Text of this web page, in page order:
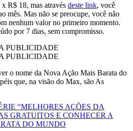
R$ 18, mas através deste link, você
mês. Mas não se preocupe, você não
nenhum valor no primeiro momento.
por 7 dias, sem compromisso.
PUBLICIDADE
PUBLICIDADE
o nome da Nova Ação Mais Barata do
que, na visão do Max, são As
“MELHORES AÇÕES DA
GRATUITOS E CONHECER A
DO MUNDO